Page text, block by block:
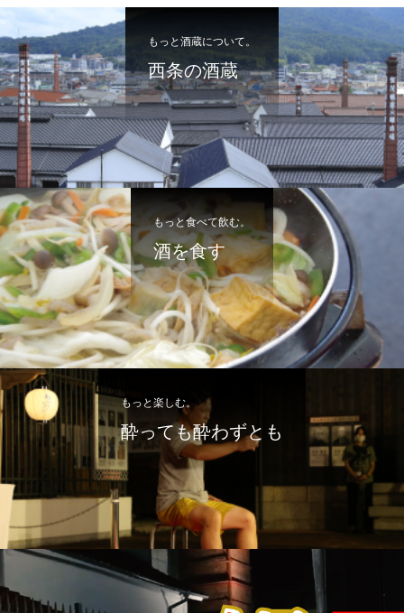
もっと酒蔵について。
西条の酒蔵
もっと食べて飲む。
酒を食す
もっと楽しむ。
酔っても酔わずとも